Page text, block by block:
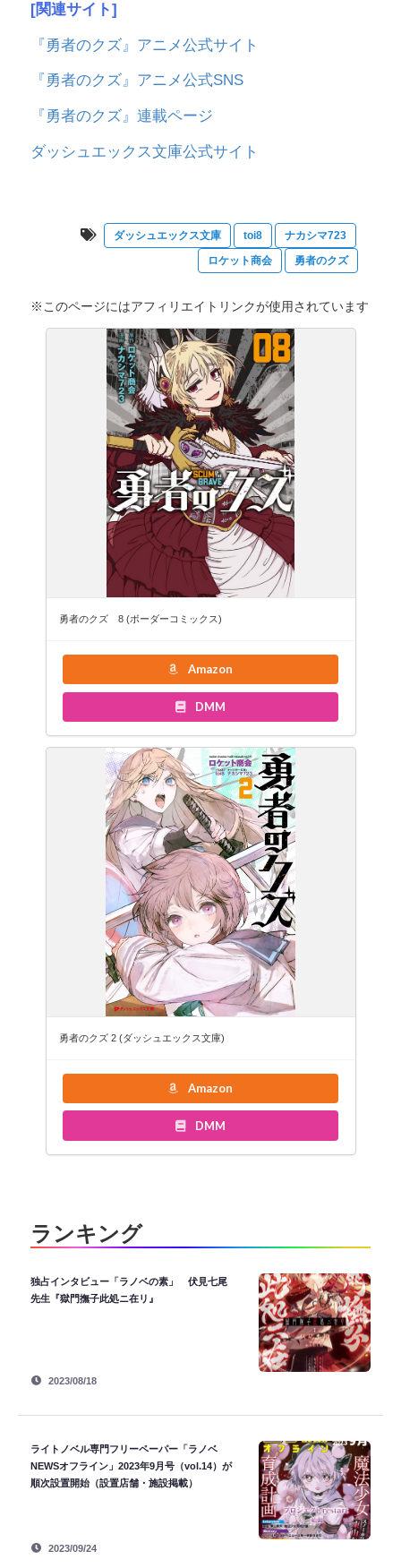
[関連サイト]
『勇者のクズ』アニメ公式サイト
『勇者のクズ』アニメ公式SNS
『勇者のクズ』連載ページ
ダッシュエックス文庫公式サイト
ダッシュエックス文庫 toi8
ナカシマ723
ロケット商会
勇者のクズ
※このページにはアフィリエイトリンクが使用されています
勇者のクズ 8 (ボーダーコミックス)
Amazon
DMM
勇者のクズ 2 (ダッシュエックス文庫)
Amazon
DMM
ランキング
独占インタビュー「ラノベの素」 伏見七尾
先生『獄門撫子此処ニ在リ』
2023/08/18
ライトノベル専門フリーペーパー「ラノベ
NEWSオフライン」2023年9月号（vol.14）が
順次設置開始（設置店舗・施設掲載）
2023/09/24